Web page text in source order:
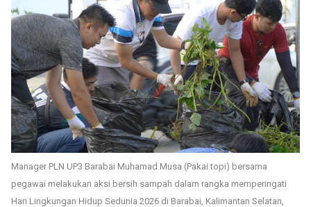
Manager PLN UP3 Barabai Muhamad Musa (Pakai topi) bersama
pegawai melakukan aksi bersih sampah dalam rangka memperingati
Hari Lingkungan Hidup Sedunia 2026 di Barabai, Kalimantan Selatan,